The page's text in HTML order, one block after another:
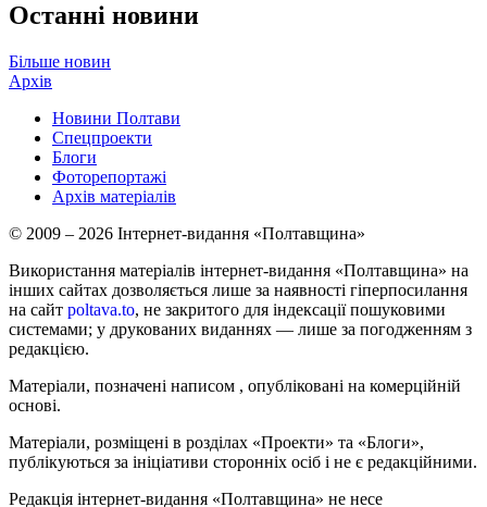
Останні новини
Більше новин
Архів
Новини Полтави
Спецпроекти
Блоги
Фоторепортажі
Архів матеріалів
© 2009 – 2026 Інтернет-видання «Полтавщина»
Використання матеріалів інтернет-видання «Полтавщина» на
інших сайтах дозволяється лише за наявності гіперпосилання
на сайт poltava.to, не закритого для індексації пошуковими
системами; у друкованих виданнях — лише за погодженням з
редакцією.
Матеріали, позначені написом , опубліковані на комерційній
основі.
Матеріали, розміщені в розділах «Проекти» та «Блоги»,
публікуються за ініціативи сторонніх осіб і не є редакційними.
Редакція інтернет-видання «Полтавщина» не несе